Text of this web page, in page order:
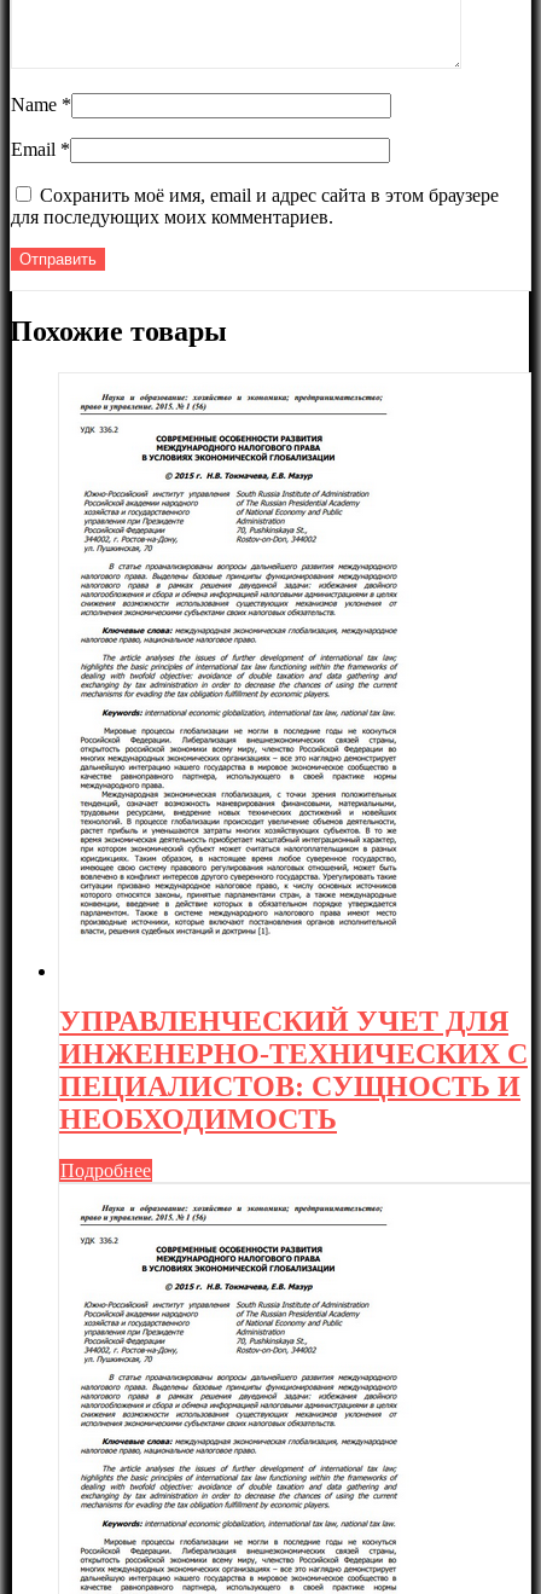
Name *
Email *
Сохранить моё имя, email и адрес сайта в этом браузере
для последующих моих комментариев.
Похожие товары
УПРАВЛЕНЧЕСКИЙ УЧЕТ ДЛЯ
ИНЖЕНЕРНО-ТЕХНИЧЕСКИХ С
ПЕЦИАЛИСТОВ: СУЩНОСТЬ И
НЕОБХОДИМОСТЬ
Подробнее